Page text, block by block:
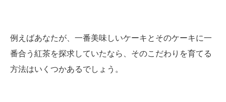
例えばあなたが、一番美味しいケーキとそのケーキに一
番合う紅茶を探求していたなら、そのこだわりを育てる
方法はいくつかあるでしょう。